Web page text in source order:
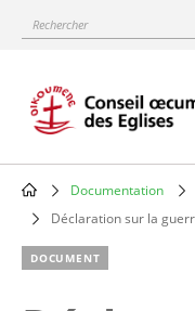
content
Rechercher
Main
navigation
Documentation
Déclaration sur la
DOCUMENT